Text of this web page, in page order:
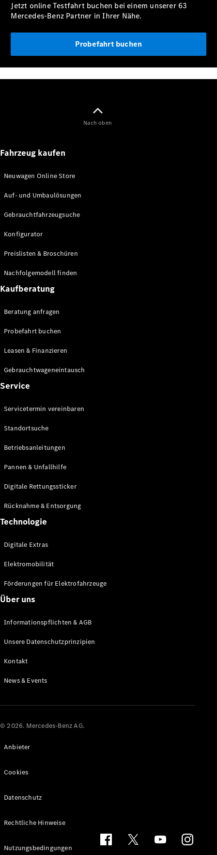
Jetzt online Testfahrt buchen bei einem unserer 63
Mercedes-Benz Partner in Ihrer Nähe.
Probefahrt buchen
Nach oben
Fahrzeug kaufen
Neuwagen Online Store
Auf- und Umbaulösungen
Gebrauchtfahrzeugsuche
Konfigurator
Preislisten & Broschüren
Nachfolgemodell finden
Kaufberatung
Beratung anfragen
Probefahrt buchen
Leasen & Finanzieren
Gebrauchtwageneintausch
Service
Servicetermin vereinbaren
Standortsuche
Betriebsanleitungen
Pannen & Unfallhilfe
Digitale Rettungssticker
Rücknahme & Entsorgung
Technologie
Digitale Extras
Elektromobilität
Förderungen für Elektrofahrzeuge
Über uns
Informationspflichten & AGB
Unsere Datenschutzprinzipien
Kontakt
News & Events
© 2026. Mercedes-Benz AG.
Anbieter
Cookies
Datenschutz
Rechtliche Hinweise
Nutzungsbedingungen